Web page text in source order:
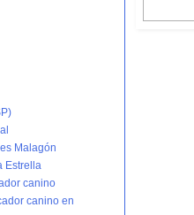
Malagón
Estrella
canino
canino en